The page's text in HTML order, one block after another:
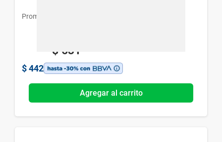
Promofarma
$ 631
$ 442
Agregar al carrito